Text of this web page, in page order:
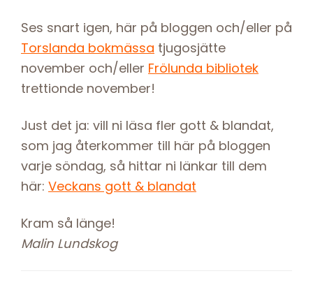
Ses snart igen, här på bloggen och/eller på
Torslanda bokmässa tjugosjätte
november och/eller Frölunda bibliotek
trettionde november!
Just det ja: vill ni läsa fler gott & blandat,
som jag återkommer till här på bloggen
varje söndag, så hittar ni länkar till dem
här: Veckans gott & blandat
Kram så länge!
Malin Lundskog